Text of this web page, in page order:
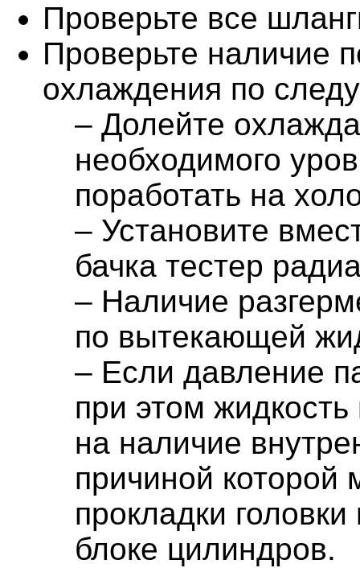
Проверьте все
Проверьте наличие
охлаждения по
– Долейте
необходимого
поработать на
– Установите
бачка тестер
– Наличие
по вытекающей
– Если давление
при этом жидкость
на наличие
причиной которой
прокладки
блоке цилиндров.